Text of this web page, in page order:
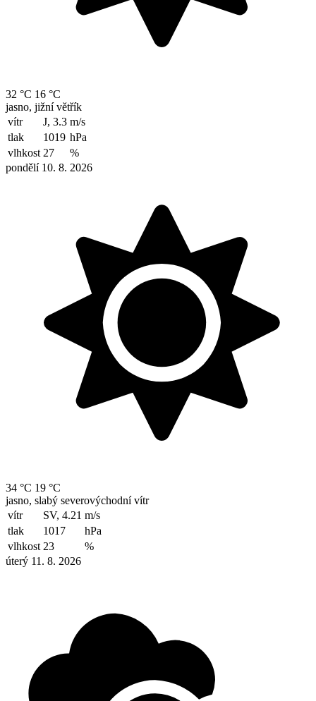
32 °C 16 °C
jasno, jižní větřík
vítr
J, 3.3 m/s
tlak
1019 hPa
vlhkost 27
%
pondělí 10. 8. 2026
34 °C 19 °C
jasno, slabý severovýchodní vítr
vítr
SV, 4.21 m/s
tlak
1017
hPa
vlhkost 23
%
úterý 11. 8. 2026